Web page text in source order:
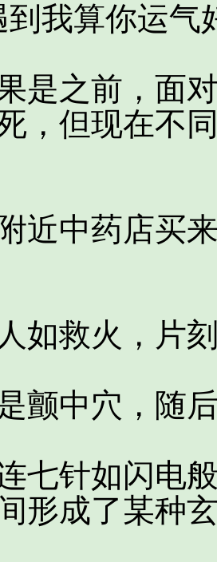
我算你运气
之前，面对
，但现在不
中药店买来
救火，片刻
中穴，随
针如闪电般
形成了某种